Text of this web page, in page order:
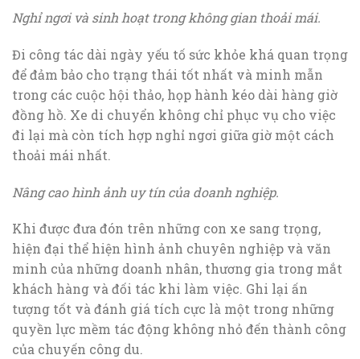
Nghỉ ngơi và sinh hoạt trong không gian thoải mái.
Đi công tác dài ngày yếu tố sức khỏe khá quan trọng
để đảm bảo cho trạng thái tốt nhất và minh mẫn
trong các cuộc hội thảo, họp hành kéo dài hàng giờ
đồng hồ. Xe di chuyển không chỉ phục vụ cho việc
đi lại mà còn tích hợp nghỉ ngơi giữa giờ một cách
thoải mái nhất.
Nâng cao hình ảnh uy tín của doanh nghiệp.
Khi được đưa đón trên những con xe sang trọng,
hiện đại thể hiện hình ảnh chuyên nghiệp và văn
minh của những doanh nhân, thương gia trong mắt
khách hàng và đối tác khi làm việc. Ghi lại ấn
tượng tốt và đánh giá tích cực là một trong những
quyền lực mềm tác động không nhỏ đến thành công
của chuyến công du.